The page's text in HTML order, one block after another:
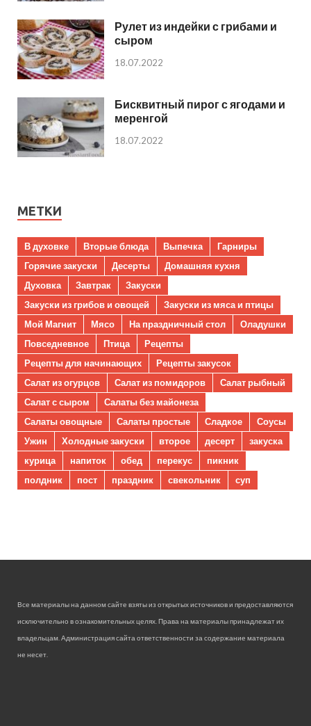
Рулет из индейки с грибами и
сыром
18.07.2022
Бисквитный пирог с ягодами и
меренгой
18.07.2022
МЕТКИ
В духовке Вторые блюда Выпечка
Гарниры
Горячие закуски
Десерты
Домашняя кухня
Духовка
Завтрак
Закуски
Закуски из грибов и овощей
Закуски из мяса и птицы
Мой Магнит
Мясо На праздничный стол
Оладушки
Повседневное
Птица
Рецепты
Рецепты для начинающих
Рецепты закусок
Салат из огурцов
Салат из помидоров
Салат рыбный
Салат с сыром
Салаты без майонеза
Салаты овощные
Салаты простые Сладкое
Соусы
Ужин
Холодные закуски второе десерт
закуска
курица
напиток обед перекус
пикник
полдник
пост праздник свекольник суп
Все материалы на данном сайте взяты из открытых источников и предоставляются
исключительно в ознакомительных целях. Права на материалы принадлежат их
владельцам. Администрация сайта ответственности за содержание материала
не несет.